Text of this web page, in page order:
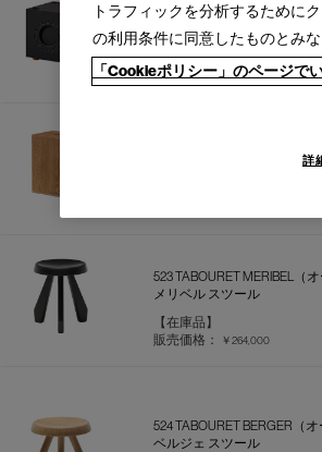
230 MODULAR
モジュラー イマジネーショ
【在庫品】
販売価格：￥462,000
タブレ メゾン ドゥ ブラジル
523 TABOURET MERIBEL（オ
メリベル スツール
【在庫品】
販売価格：
￥264,000
524 TABOURET BERGER（オ
ベルジェ スツール
トラフィックを分析するために
の利用条件に同意したものとみな
「Cookieポリシー」のページで
詳